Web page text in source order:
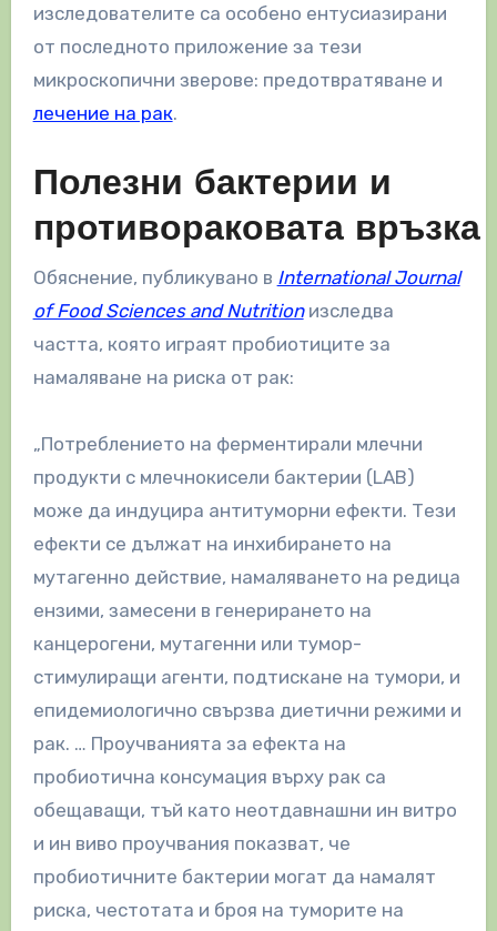
изследователите са особено ентусиазирани
от последното приложение за тези
микроскопични зверове: предотвратяване и
лечение на рак.
Полезни бактерии и
противораковата връзка
Обяснение, публикувано в International Journal
of Food Sciences and Nutritionизследва
частта, която играят пробиотиците за
намаляване на риска от рак:
„Потреблението на ферментирали млечни
продукти с млечнокисели бактерии (LAB)
може да индуцира антитуморни ефекти. Тези
ефекти се дължат на инхибирането на
мутагенно действие, намаляването на редица
ензими, замесени в генерирането на
канцерогени, мутагенни или тумор-
стимулиращи агенти, подтискане на тумори, и
епидемиологично свързва диетични режими и
рак. … Проучванията за ефекта на
пробиотична консумация върху рак са
обещаващи, тъй като неотдавнашни ин витро
и ин виво проучвания показват, че
пробиотичните бактерии могат да намалят
риска, честотата и броя на туморите на